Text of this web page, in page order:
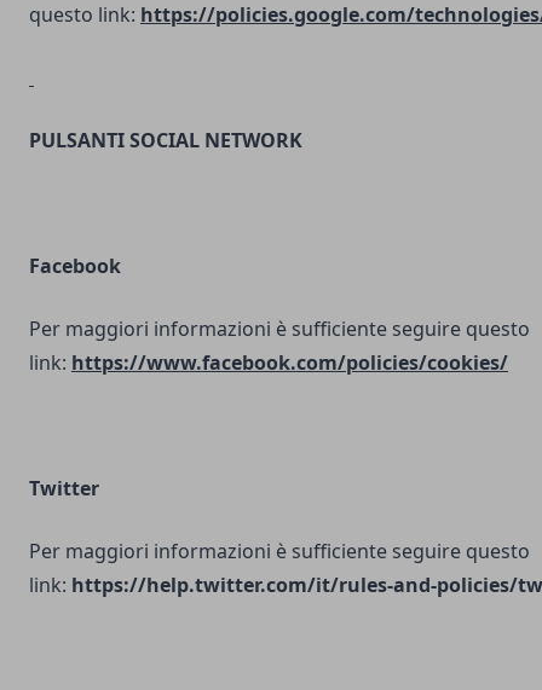
questo link: https://policies.google.com/
PULSANTI SOCIAL NETWORK
Facebook
Per maggiori informazioni è sufficiente seguire questo
link: https://www.facebook.com/policies/cookies/
Twitter
Per maggiori informazioni è sufficiente seguire questo
link: https://help.twitter.com/it/rules-and-policies/